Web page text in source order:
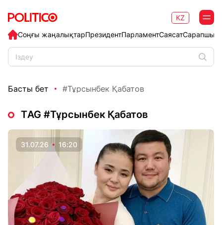
Соңғы жаңалықтарПрезидентПарламентСаясат
KZ
Басты бет #Тұрсынбек Қабатов
ТAG #Тұрсынбек Қабатов
31.07.26 16:20